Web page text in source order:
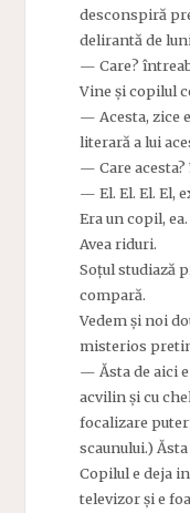
desconspiră
delirantă de
— Care?
Vine și copilul
— Acesta, zice
literară a lui
— Care acesta?
— El. El. El. El,
Era un copil,
Avea riduri.
Soțul studiază
compară.
Vedem și noi
misterios
— Ăsta de aici e
acvilin și cu
focalizare
scaunului.)
Copilul e deja
televizor și e